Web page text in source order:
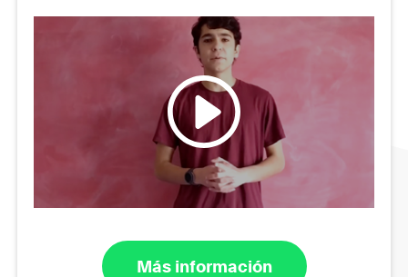
Más información